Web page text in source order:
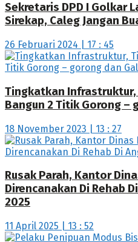
Sekretaris DPD I Golkar
Sirekap, Caleg Jangan
26 Februari 2024 | 17 : 45
Tingkatkan
Bangun 2 Titik Gorong –
18 November 2023 | 13 : 27
Rusak Parah, Kantor
Direncanakan Di Rehab
2025
11 April 2025 | 13 : 52